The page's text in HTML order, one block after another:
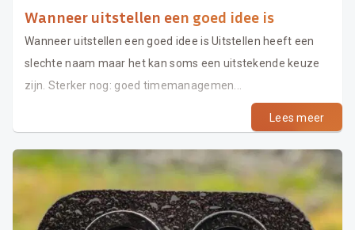
Wanneer uitstellen een goed idee is
Wanneer uitstellen een goed idee is Uitstellen heeft een
slechte naam maar het kan soms een uitstekende keuze
zijn. Sterker nog: goed timemanagemen...
Lees meer